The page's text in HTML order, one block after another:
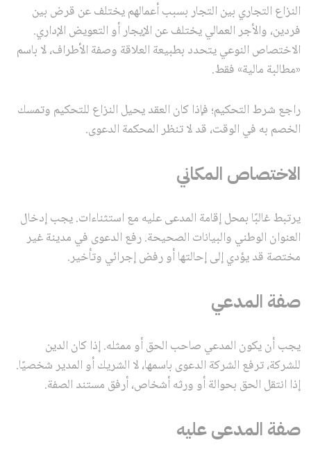
النزاع التجاري بين التجار بسبب أعمالهم يختلف عن قرض بين
فردين، والأجر العمالي يختلف عن الإيجار أو التعويض الإداري.
الاختصاص النوعي يتحدد بطبيعة العلاقة وصفة الأطراف، لا باسم
«مطالبة مالية» فقط.
راجع شرط التحكيم؛ فإذا كان العقد يحيل النزاع للتحكيم وتمسك
الخصم به في الوقت، قد لا تنظر المحكمة الدعوى.
الاختصاص المكاني
يرتبط غالبًا بمحل إقامة المدعى عليه مع استثناءات. يجب إدخال
العنوان الوطني والبيانات الصحيحة. رفع الدعوى في مدينة غير
مختصة قد يؤدي إلى إحالتها أو رفض إجرائي وتأخير.
صفة المدعي
يجب أن يكون المدعي صاحب الحق أو ممثله. إذا كان الدين
للشركة، ترفع الشركة الدعوى باسمها، لا الشريك أو المدير شخصيًا.
إذا انتقل الحق بحوالة أو ورثه أشخاص، أرفق مستند الصفة.
صفة المدعى عليه